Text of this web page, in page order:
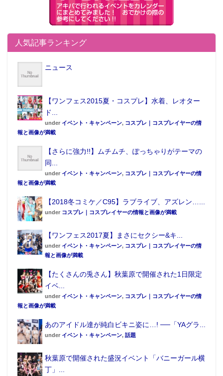
人気記事ランキング
ニュース
【ワンフェス2015夏・コスプレ】水着、レオター
ド...
under イベント・キャンペーン, コスプレ｜コスプレイヤーの情
報と画像が満載
【さらに強力!!】ムチムチ、ぽっちゃりがテーマの
同...
under イベント・キャンペーン, コスプレ｜コスプレイヤーの情
報と画像が満載
【2018冬コミケ／C95】ラブライブ、アズレン…...
under コスプレ｜コスプレイヤーの情報と画像が満載
【ワンフェス2017夏】まさにセクシー&キ...
under イベント・キャンペーン, コスプレ｜コスプレイヤーの情
報と画像が満載
【たくさんの兎さん】秋葉原で開催された1日限定
イベ...
under イベント・キャンペーン, コスプレ｜コスプレイヤーの情
報と画像が満載
あのアイドル達が純白ビキニ姿に…! ──「YAグラ...
under イベント・キャンペーン, 話題
秋葉原で開催された盛況イベント「バニーガール横
丁」...